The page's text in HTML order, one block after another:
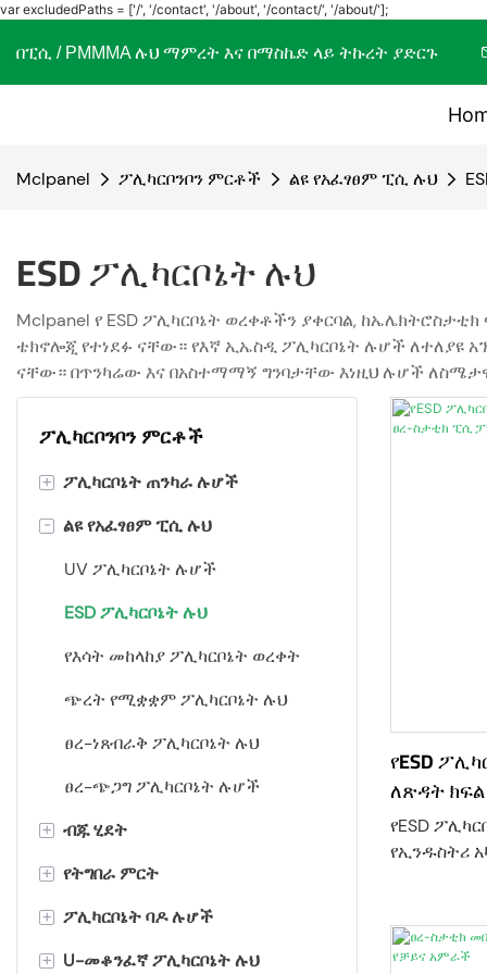
var excludedPaths = ['/', '/contact', '/about', '/contact/', '/about/'];
በፒሲ / PMMMA ሉህ ማምረት እና በማስኬድ ላይ ትኩረት ያድርጉ
Mclpanel ፖሊካርቦንቦን ምርቶች ልዩ የአፈፃፀም ፒሲ ሉህ
ESD ፖሊካርቦኔት ሉህ
Mclpanel የ ESD ፖሊካርቦኔት ወረቀቶችን ያቀርባል,
ቴክኖሎጂ የተነደፉ ናቸው። የእኛ ኢኤስዲ ፖሊካርቦኔት ሉሆች
ናቸው። በጥንካሬው እና በአስተማማኝ ግንባታቸው እነዚህ ሉሆች
ፖሊካርቦንቦን ምርቶች
+ ፖሊካርቦኔት ጠንካራ ሉሆች
ጠፍጣፋ ፖሊካርቦኔት ሉህ
የቀዘቀዘ ፖሊካርቦኔት ወረቀት
ፖሊካርቦኔት ብርሃን ማሰራጫ ወረቀት
የታሸገ ፖሊካርቦኔት ወረቀት
ፖሊካርቦኔት ተጨማሪ ወፍራም
- ልዩ የአፈፃፀም ፒሲ ሉህ
UV ፖሊካርቦኔት ሉሆች
ESD ፖሊካርቦኔት ሉህ
የእሳት መከላከያ ፖሊካርቦኔት ወረቀት
ጭረት የሚቋቋም ፖሊካርቦኔት ሉህ
ፀረ-ነጸብራቅ ፖሊካርቦኔት ሉህ
ፀረ-ጭጋግ ፖሊካርቦኔት ሉሆች
+ ብጁ ሂደት
መቅረጽ እና ቁፋሮ
መንፈስ
ማስያዣ
+ የትግበራ ምርት
ፒሲ ኢንኪንግ & ካኖፖች
የመከላከያ ክፋይ
+ ፖሊካርቦኔት ባዶ ሉሆች
መንትያ ግድግዳ ፖሊካርቦኔት ወረቀት
+ U-መቆንፈኛ ፖሊካርቦኔት ሉህ
የESD
ለጽዳት
የESD
የኢንዱስትሪ
የሆነ
የማይንቀሳቀስ